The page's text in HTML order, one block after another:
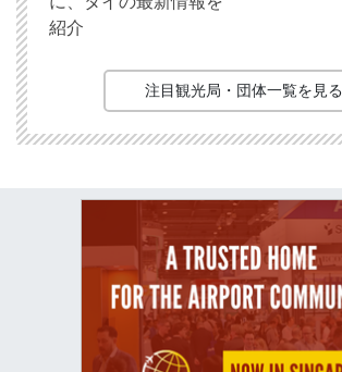
紹介
注目観光局・団体一覧を見る